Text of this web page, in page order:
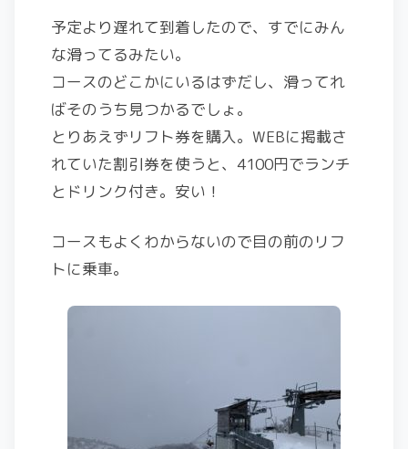
予定より遅れて到着したので、すでにみん
な滑ってるみたい。
コースのどこかにいるはずだし、滑ってれ
ばそのうち見つかるでしょ。
とりあえずリフト券を購入。WEBに掲載さ
れていた割引券を使うと、4100円でランチ
とドリンク付き。安い！
コースもよくわからないので目の前のリフ
トに乗車。